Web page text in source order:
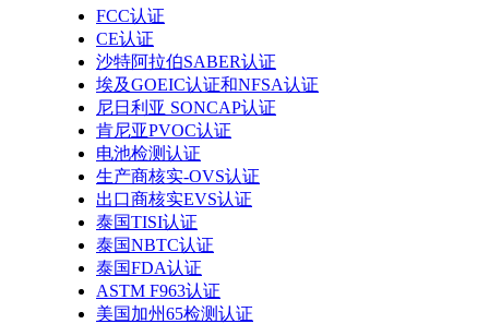
FCC认证
CE认证
沙特阿拉伯SABER认证
埃及GOEIC认证和NFSA认证
尼日利亚 SONCAP认证
肯尼亚PVOC认证
电池检测认证
生产商核实-OVS认证
出口商核实EVS认证
泰国TISI认证
泰国NBTC认证
泰国FDA认证
ASTM F963认证
美国加州65检测认证